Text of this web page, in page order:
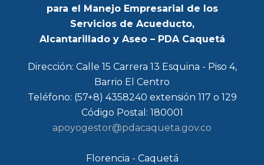
para el Manejo Empresarial de los
Servicios de Acueducto,
Alcantarillado y Aseo – PDA Caquetá
Dirección: Calle 15 Carrera 13 Esquina - Piso 4,
Barrio El Centro
Teléfono: (57+8) 4358240 extensión 117 o 129
Código Postal: 180001
apoyogestor@pdacaqueta.gov.co
Florencia - Caquetá